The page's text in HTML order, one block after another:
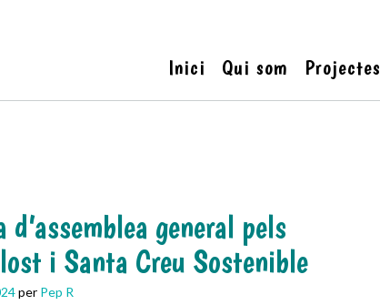
Inici Qui som Projectes
d’assemblea general pels
i Santa Creu Sostenible
per Pep R